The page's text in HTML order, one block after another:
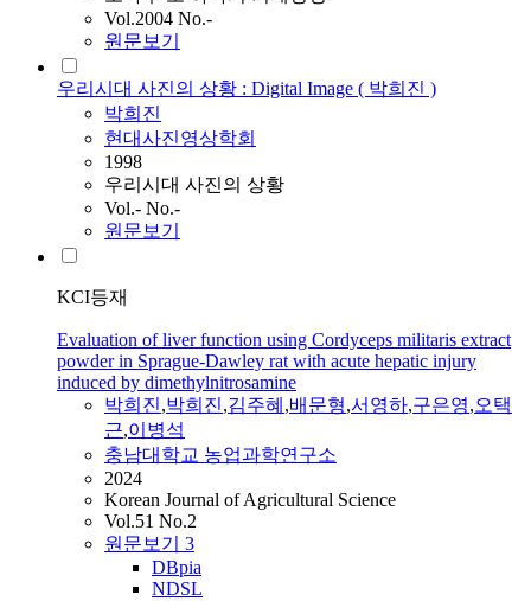
Vol.2004 No.-
원문보기
우리시대 사진의 상황 : Digital Image ( 박희진 )
박희진
현대사진영상학회
1998
우리시대 사진의 상황
Vol.- No.-
원문보기
KCI등재
Evaluation of liver function using Cordyceps militaris extract
powder in Sprague-Dawley rat with acute hepatic injury
induced by dimethylnitrosamine
박희진,박희진,김주혜 ,배문형,서영하,구은영,오택
근,이병석
충남대학교 농업과학연구소
2024
Korean Journal of Agricultural Science
Vol.51 No.2
원문보기 3
DBpia
NDSL